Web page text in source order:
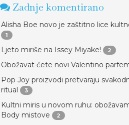
Zadnje komentirano
Alisha Boe novo je zaštitno lice
1
Ljeto miriše na Issey Miyake! 2
Obožavat ćete novi Valentino
Pop Joy proizvodi pretvaraju
ritual
3
Kultni miris u novom ruhu:
Body mistove
2